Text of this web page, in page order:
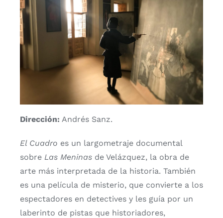
Dirección: Andrés Sanz.
El Cuadro es un largometraje documental
sobre Las Meninas de Velázquez, la obra de
arte más interpretada de la historia. También
es una película de misterio, que convierte a los
espectadores en detectives y les guía por un
laberinto de pistas que historiadores,